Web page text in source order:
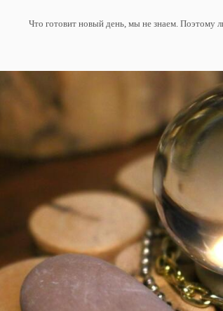
Что готовит новый день, мы не знаем. Поэтому